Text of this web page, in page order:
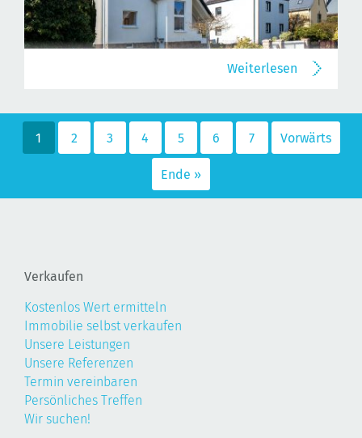
Weiterlesen
1 2 3 4 5 6 7 Vorwärts
Ende »
Verkaufen
Kostenlos Wert ermitteln
Immobilie selbst verkaufen
Unsere Leistungen
Unsere Referenzen
Termin vereinbaren
Persönliches Treffen
Wir suchen!